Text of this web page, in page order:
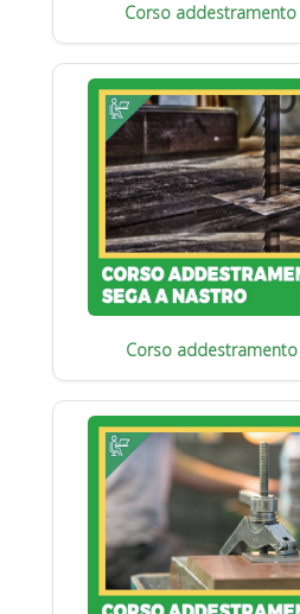
Corso addestramento
Corso